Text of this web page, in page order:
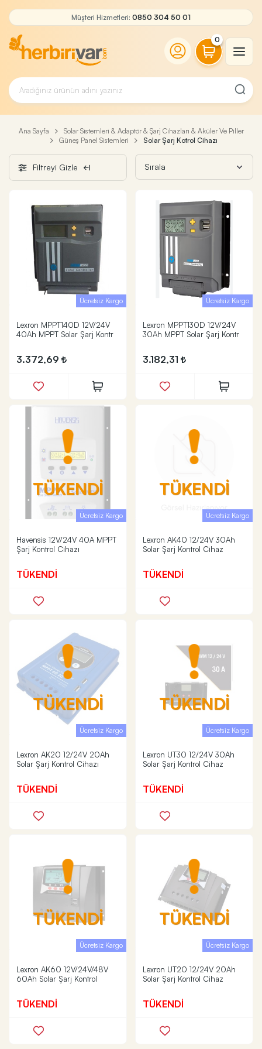
Müşteri Hizmetleri: 0850 304 50 01
0
Ana Sayfa
Solar Sistemleri & Adaptör & Şarj Cihazları & Aküler Ve Piller
Güneş Panel Sistemleri
Solar Şarj Kotrol Cihazı
Filtreyi Gizle
Ücretsiz Kargo
Lexron MPPT140D 12V/24V
40Ah MPPT Solar Şarj Kontr
3.372,69
Ücretsiz Kargo
Lexron MPPT130D 12V/24V
30Ah MPPT Solar Şarj Kontr
3.182,31
TÜKENDİ
Ücretsiz Kargo
Havensis 12V/24V 40A MPPT
Şarj Kontrol Cihazı
TÜKENDİ
TÜKENDİ
Ücretsiz Kargo
Lexron AK40 12/24V 30Ah
Solar Şarj Kontrol Cihaz
TÜKENDİ
TÜKENDİ
Ücretsiz Kargo
Lexron AK20 12/24V 20Ah
Solar Şarj Kontrol Cihazı
TÜKENDİ
TÜKENDİ
Ücretsiz Kargo
Lexron UT30 12/24V 30Ah
Solar Şarj Kontrol Cihaz
TÜKENDİ
TÜKENDİ
Ücretsiz Kargo
Lexron AK60 12V/24V/48V
60Ah Solar Şarj Kontrol
TÜKENDİ
TÜKENDİ
Ücretsiz Kargo
Lexron UT20 12/24V 20Ah
Solar Şarj Kontrol Cihaz
TÜKENDİ